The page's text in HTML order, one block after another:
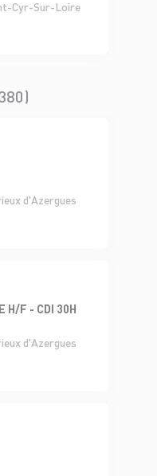
Cyr-Sur-Loire
d'Azergues
H/F - CDI 30H
d'Azergues